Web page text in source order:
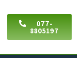
077-
8805197